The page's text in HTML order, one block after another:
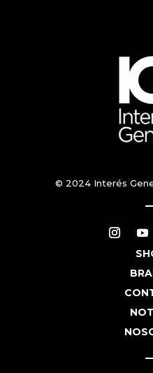
© 2024 Interés